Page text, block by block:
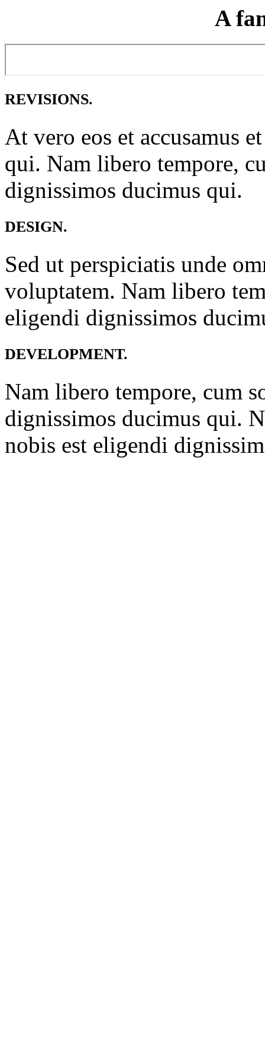
A
REVISIONS.
At vero eos et accusamus
qui. Nam libero tempore,
dignissimos ducimus qui.
DESIGN.
Sed ut perspiciatis unde
voluptatem. Nam libero
eligendi dignissimos
DEVELOPMENT.
Nam libero tempore, cum
dignissimos ducimus qui.
nobis est eligendi